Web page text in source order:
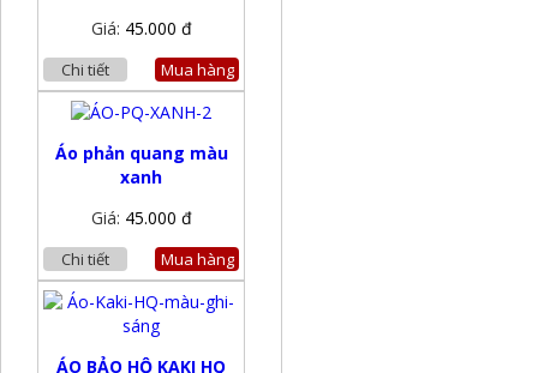
Giá: 45.000 đ
Chi tiết Mua hàng
Áo phản quang màu
xanh
Giá: 45.000 đ
Chi tiết Mua hàng
ÁO BẢO HỘ KAKI HQ